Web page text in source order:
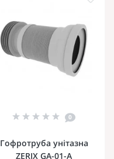
0
Гофротруба унітазна
ZERIX GA-01-A